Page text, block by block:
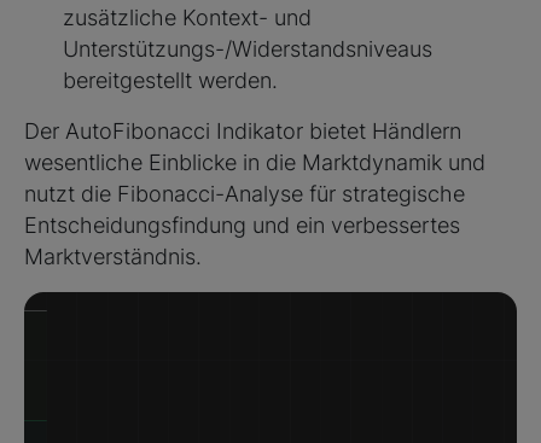
zusätzliche Kontext- und
Unterstützungs-/Widerstandsniveaus
bereitgestellt werden.
Der AutoFibonacci Indikator bietet Händlern
wesentliche Einblicke in die Marktdynamik und
nutzt die Fibonacci-Analyse für strategische
Entscheidungsfindung und ein verbessertes
Marktverständnis.